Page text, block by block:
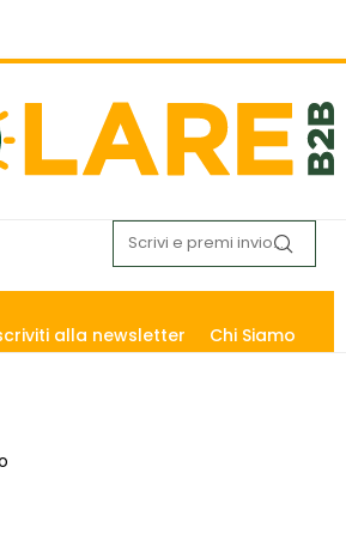
alla newsletter Chi Siamo